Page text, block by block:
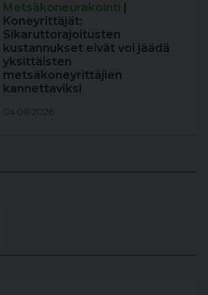
Metsäkoneurakointi |
Koneyrittäjät:
Sikaruttorajoitusten
kustannukset eivät voi jäädä
yksittäisten
metsäkoneyrittäjien
kannettaviksi
04.08.2026